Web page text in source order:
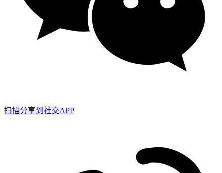
扫描分享到社交APP